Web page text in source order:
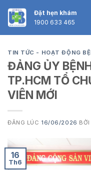
Skip
Đặt hẹn khám
1900 633 465
TIN TỨC - HOẠT ĐỘNG
ĐẢNG ỦY
TP.HCM TỔ
VIÊN MỚI
ĐĂNG LÚC 16/06/2026 BỞI
16
Th6